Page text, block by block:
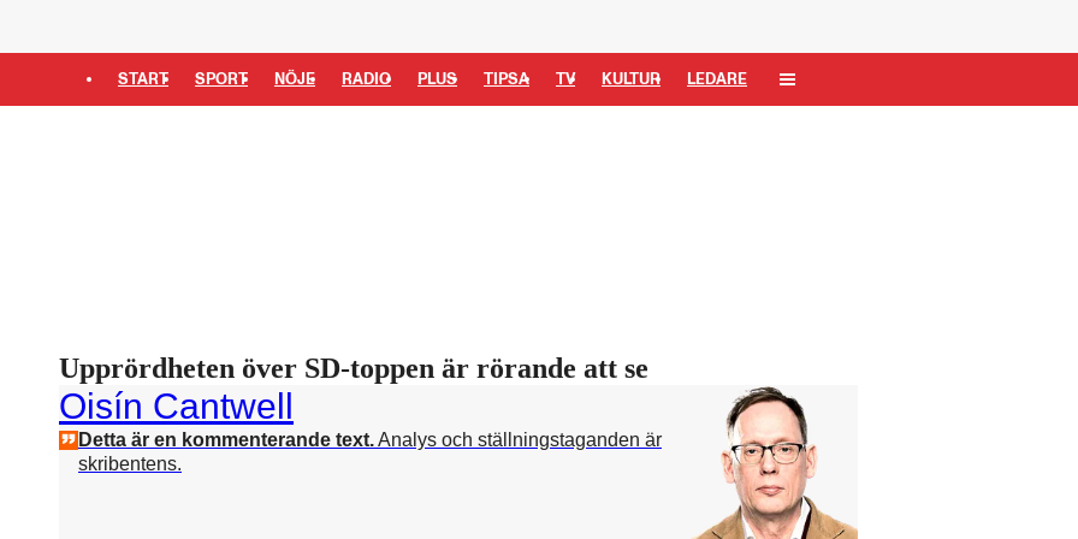
START SPORT NÖJE RADIO PLUS TIPSA TV KULTUR LEDARE
Upprördheten över SD-toppen är rörande att se
Oisín Cantwell
Detta är en kommenterande text.Analys och ställningstaganden är
skribentens.